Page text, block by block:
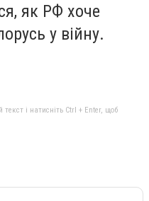
як РФ хоче
у війну.
і натисніть Ctrl + Enter, щоб